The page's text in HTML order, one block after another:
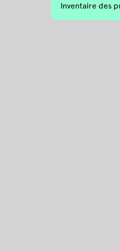
Inventaire des